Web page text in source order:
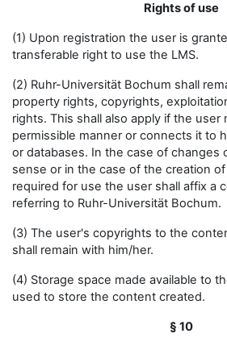
Rights of use
(1) Upon registration the user is
transferable right to use the LMS.
(2) Ruhr-Universität Bochum shall
property rights, copyrights,
rights. This shall also apply if the user
permissible manner or connects it to
or databases. In the case of changes
sense or in the case of the creation
required for use the user shall affix a
referring to Ruhr-Universität Bochum.
(3) The user's copyrights to the
shall remain with him/her.
(4) Storage space made available to
used to store the content created.
§ 10